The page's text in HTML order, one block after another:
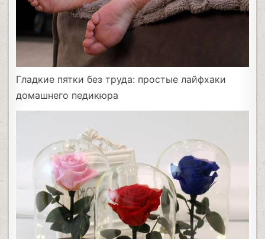
Гладкие пятки без труда: простые лайфхаки
домашнего педикюра